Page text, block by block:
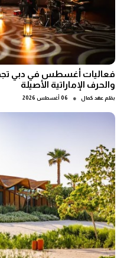
فعاليات أغسطس في دبي
والحرف الإماراتية الأصيلة
بقلم عهد كمال ● 06 أغسطس 2026